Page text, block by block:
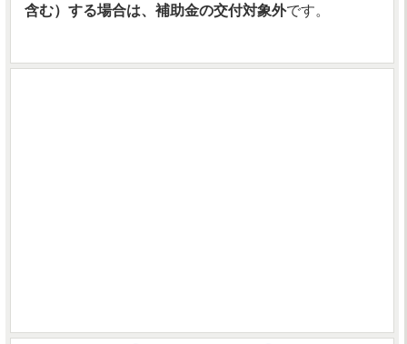
含む）する場合は、補助金の交付対象外です。